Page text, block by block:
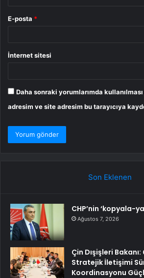
E-posta *
İnternet sitesi
Daha sonraki yorumlarımda
adresim ve site adresim bu tarayıcıya
Son Eklenen
CHP’nin ‘kopyala-
Ağustos 7, 2026
Çin Dışişleri
Stratejik İletişimi
Koordinasyonu